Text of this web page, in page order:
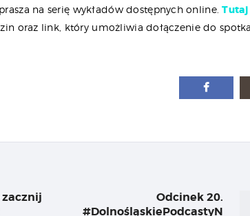
na serię wykładów dostępnych online.Tutaj
oraz link, który umożliwia dołączenie do
zacznij
Odcinek 20.
#DolnośląskiePodcastyN